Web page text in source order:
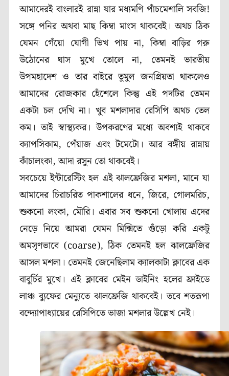
আমাদেরই বাংলারই রান্না যার মধ্যমণি পাঁচমেশালি সবজি!
সঙ্গে পনির অথবা মাছ কিম্বা মাংস থাকবেই। অথচ ঠিক
যেমন গেঁয়ো যোগী ভিখ পায় না, কিম্বা বাড়ির গরু
উঠোনের ঘাস মুখে তোলে না, তেমনই ভারতীয়
উপমহাদেশ ও তার বাইরে তুমুল জনপ্রিয়তা থাকলেও
আমাদের রোজকার হেঁশেলে কিন্তু এই পদটির তেমন
একটা চল দেখি না। খুব মশলাদার রেসিপি অথচ তেল
কম। তাই স্বাস্থ্যকর। উপকরণের মধ্যে অবশ্যই থাকবে
ক্যাপসিকাম, পেঁয়াজ এবং টমেটো। আর বঙ্গীয় রান্নায়
কাঁচালংকা, আদা রসুন তো থাকবেই।
সবচেয়ে ইন্টারেস্টিং হল এই ঝালফ্রেজির মশলা, মানে যা
আমাদের চিরাচরিত পাকশালের ধনে, জিরে, গোলমরিচ,
শুকনো লংকা, মৌরি। এবার সব শুকনো খোলায় এদের
নেড়ে নিয়ে আমরা যেমন মিক্সিতে গুঁড়ো করি একটু
অমসৃণভাবে (coarse), ঠিক তেমনই হল ঝালফ্রেজির
আসল মশলা। তেমনই জেনেছিলাম ক্যালকাটা ক্লাবের এক
বাবুর্চির মুখে। এই ক্লাবের মেইন ডাইনিং হলের ফ্রাইডে
লাঞ্চ ব্যুফের মেন্যুতে ঝালফ্রেজি থাকবেই। তবে শতরূপা
বন্দ্যোপাধ্যায়ের রেসিপিতে ভাজা মশলার উল্লেখ নেই।